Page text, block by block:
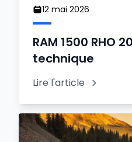
12 mai 2026
RAM 1500 RHO
technique
Lire l'article